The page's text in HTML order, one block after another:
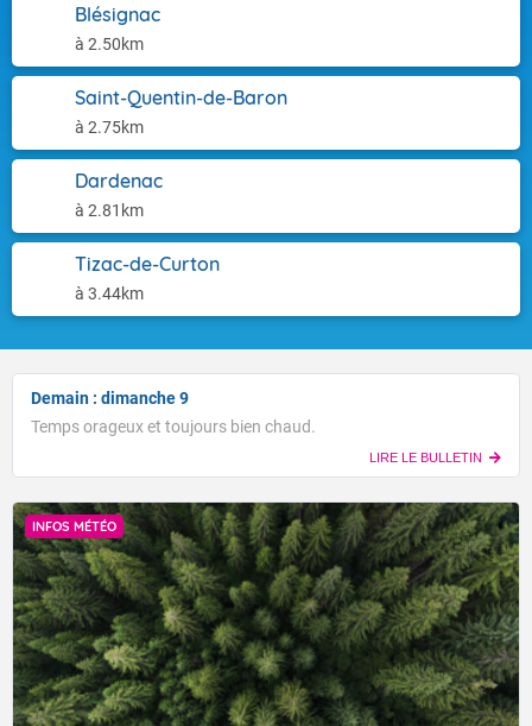
Blésignac
à 2.50km
Saint-Quentin-de-Baron
à 2.75km
Dardenac
à 2.81km
Tizac-de-Curton
à 3.44km
Demain : dimanche 9
Temps orageux et toujours bien chaud.
LIRE LE BULLETIN
INFOS MÉTÉO